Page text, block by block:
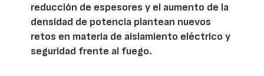
reducción de espesores y el aumento de la
densidad de potencia plantean nuevos
retos en materia de aislamiento eléctrico y
seguridad frente al fuego.